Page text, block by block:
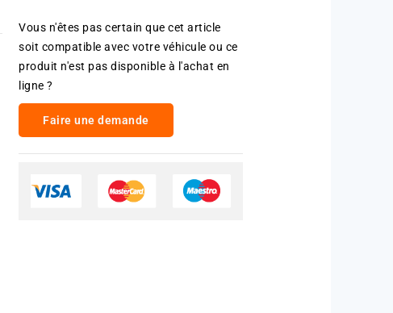
Vous n'êtes pas certain que cet article
soit compatible avec votre véhicule ou ce
produit n'est pas disponible à l'achat en
ligne ?
Faire une demande